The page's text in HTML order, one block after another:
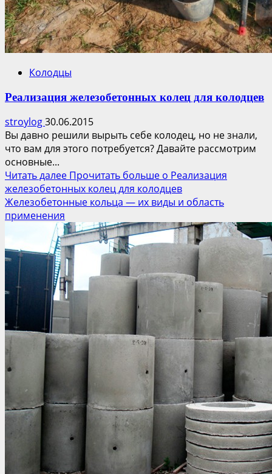
Колодцы
Реализация железобетонных колец для колодцев
stroylog30.06.2015
Вы давно решили вырыть себе колодец, но не знали,
что вам для этого потребуется? Давайте рассмотрим
основные...
Читать далее Прочитать больше о Реализация
железобетонных колец для колодцев
Железобетонные кольца — их виды и область
применения